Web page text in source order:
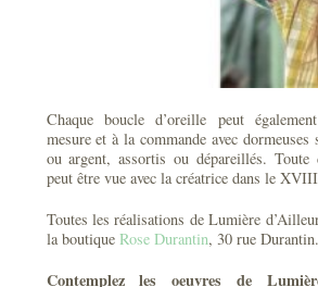
Chaque boucle d’oreille peut
mesure et à la commande avec
ou argent, assortis ou dépareillés. Toute
peut être vue avec la créatrice dans le
Toutes les réalisations de Lumière
la boutique Rose Durantin, 30 rue Durantin.
Contemplez les oeuvres de